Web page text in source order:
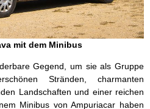
mit dem Minibus
Gegend, um sie als Gruppe
Stränden, charmanten
Landschaften und einer reichen
Minibus von Ampuriacar haben